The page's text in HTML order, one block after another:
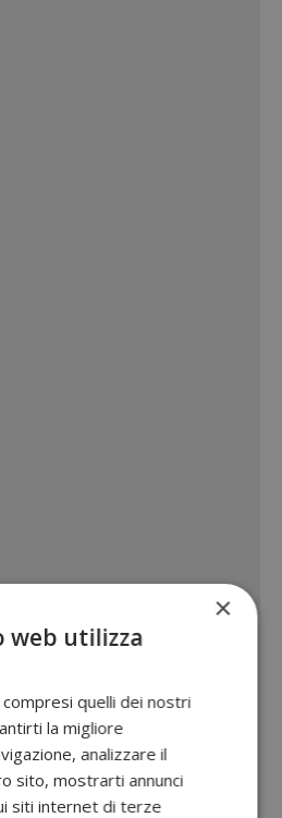
×
web utilizza
compresi quelli dei nostri
la migliore
analizzare il
sito, mostrarti annunci
siti internet di terze